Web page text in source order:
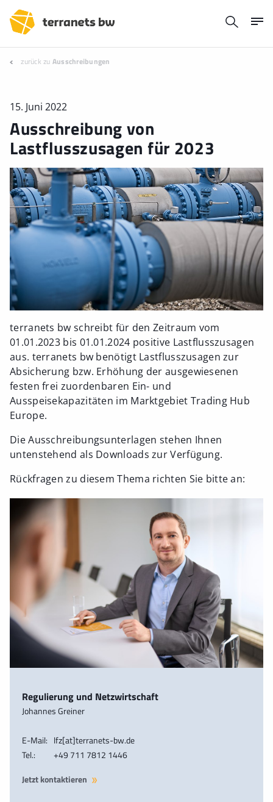
zurück zu Ausschreibungen
15. Juni 2022
Ausschreibung von
Lastflusszusagen für 2023
terranets bw schreibt für den Zeitraum vom
01.01.2023 bis 01.01.2024 positive Lastflusszusagen
aus. terranets bw benötigt Lastflusszusagen zur
Absicherung bzw. Erhöhung der ausgewiesenen
festen frei zuordenbaren Ein- und
Ausspeisekapazitäten im Marktgebiet Trading Hub
Europe.
Die Ausschreibungsunterlagen stehen Ihnen
untenstehend als Downloads zur Verfügung.
Rückfragen zu diesem Thema richten Sie bitte an:
Regulierung und Netzwirtschaft
Johannes Greiner
E-Mail: lfz[at]terranets-bw.de
Tel.:
+49 711 7812 1446
Jetzt kontaktieren